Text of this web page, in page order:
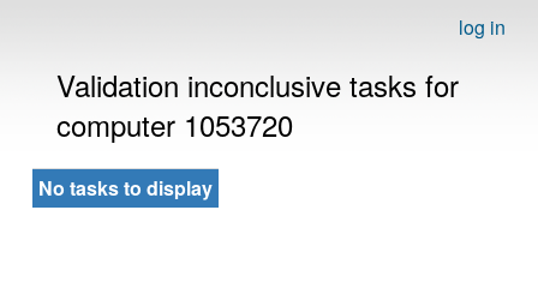
log in
Validation inconclusive tasks for
computer 1053720
No tasks to display